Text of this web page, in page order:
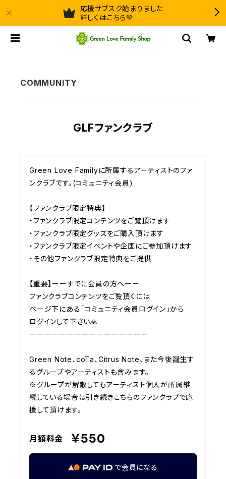
応援サブスク始まりました
詳しくはこちら💚
GLFファンクラブ
Green Love Familyに所属するアーティストのファ
ンクラブです。(コミュニティ会員)
【ファンクラブ限定特典】
・ファンクラブ限定コンテンツをご覧頂けます
・ファンクラブ限定グッズをご購入頂けます
・ファンクラブ限定イベントや企画にご参加頂けます
・その他ファンクラブ限定特典をご提供
【重要】ーーすでに会員の方へーー
ファンクラブコンテンツをご覧頂くには
ページ下にある「コミュニティ会員ログイン」から
ログインして下さい🙏
ーーーーーーーーーーーーーーーー
Green Note、coTa、Citrus Note、また今後誕生す
るグループやアーティストも含みます。
※グループが解散してもアーティスト個人が所属継
続している場合は引き続きこちらのファンクラブで応
援して頂けます。
月額料金 ￥550
で会員になる